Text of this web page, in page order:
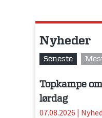
Nyheder
Seneste
Topkampe
lørdag
07.08.2026 | Nyhed